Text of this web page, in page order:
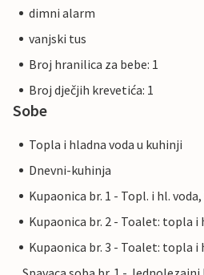
dimni alarm
vanjski tus
Broj hranilica za bebe: 1
Broj dječjih krevetića: 1
Sobe
Topla i hladna voda u kuhinji
Dnevni-kuhinja
Kupaonica br. 1 - Topl. i hl. voda,
Kupaonica br. 2 - Toalet: topla i
Kupaonica br. 3 - Toalet: topla i